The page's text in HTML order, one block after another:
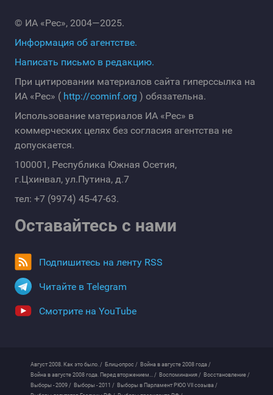
© ИА «Рес», 2004—2025.
Информация об агентстве.
Написать письмо в редакцию.
При цитировании материалов сайта гиперссылка на
ИА «Рес» ( http://cominf.org ) обязательна.
Использование материалов ИА «Рес» в
коммерческих целях без согласия агентства не
допускается.
100001, Республика Южная Осетия,
г.Цхинвал, ул.Путина, д.7
тел: +7 (9974) 45-47-63.
Оставайтесь с нами
Подпишитесь на ленту RSS
Читайте в Telegram
Смотрите на YouTube
Август 2008. Как это было. / Блиц-опрос / Война в августе 2008 года /
Война в августе 2008 года. Перед вторжением... / Воспоминания / Восстановление /
Выборы - 2009 / Выборы - 2011 / Выборы в Парламент РЮО VII созыва /